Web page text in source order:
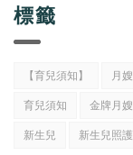
標籤
【育兒須知】 月嫂
育兒須知
金牌月嫂
新生兒
新生兒照護